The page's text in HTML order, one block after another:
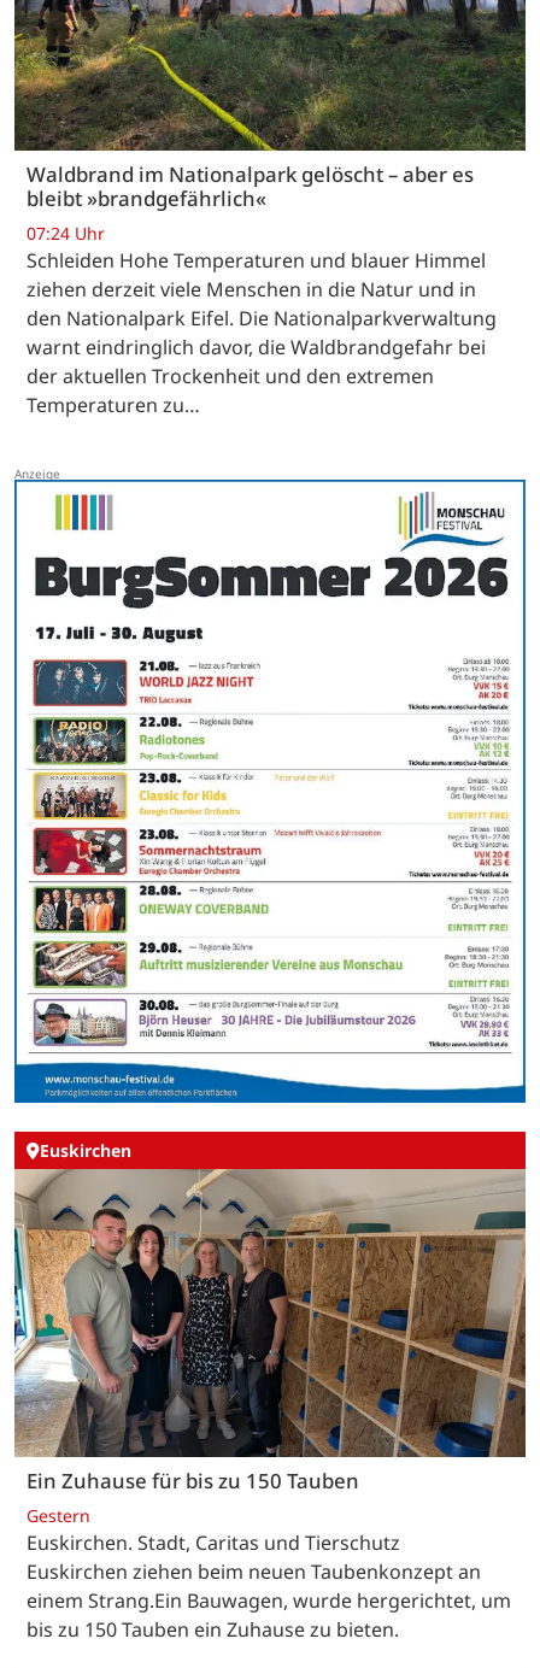
Waldbrand im Nationalpark gelöscht – aber es
bleibt »brandgefährlich«
07:24 Uhr
Schleiden Hohe Temperaturen und blauer Himmel
ziehen derzeit viele Menschen in die Natur und in
den Nationalpark Eifel. Die Nationalparkverwaltung
warnt eindringlich davor, die Waldbrandgefahr bei
der aktuellen Trockenheit und den extremen
Temperaturen zu…
Euskirchen
Ein Zuhause für bis zu 150 Tauben
Gestern
Euskirchen. Stadt, Caritas und Tierschutz
Euskirchen ziehen beim neuen Taubenkonzept an
einem Strang.Ein Bauwagen, wurde hergerichtet, um
bis zu 150 Tauben ein Zuhause zu bieten.